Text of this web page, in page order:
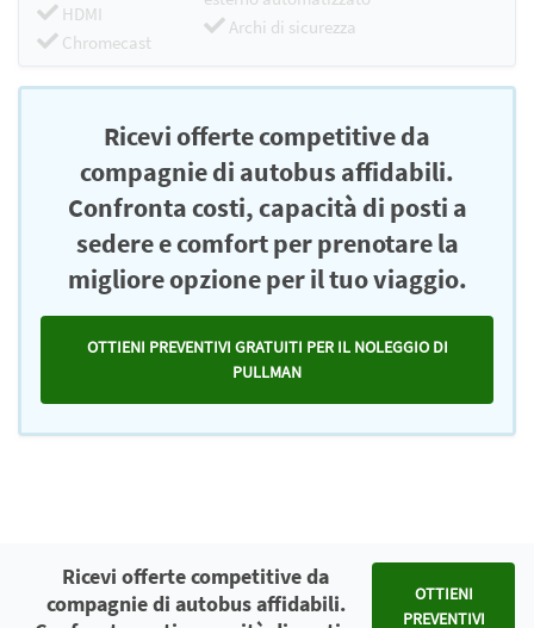
HDMI
Chromecast
Archi di sicurezza
Ricevi offerte competitive da
compagnie di autobus affidabili.
Confronta costi, capacità di posti a
sedere e comfort per prenotare la
migliore opzione per il tuo viaggio.
OTTIENI PREVENTIVI GRATUITI PER IL NOLEGGIO DI
PULLMAN
Ricevi offerte competitive da
compagnie di autobus affidabili.
OTTIENI
PREVENTIVI